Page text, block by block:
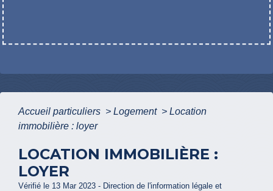
Accueil particuliers > Logement > Location
immobilière : loyer
LOCATION IMMOBILIÈRE :
LOYER
Vérifié le 13 Mar 2023 - Direction de l'information légale et